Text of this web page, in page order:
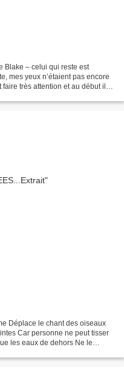
Blake – celui qui reste est
mes yeux n’étaient pas encore
faire très attention et au début ils
Déplace le chant des oiseaux
Car personne ne peut tisser
les eaux de dehors Ne le